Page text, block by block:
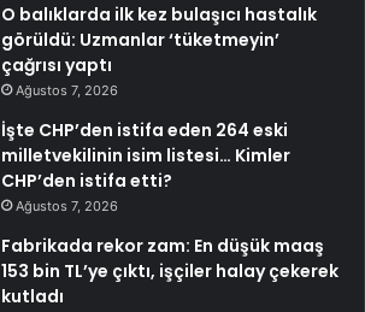
O balıklarda ilk kez bulaşıcı hastalık
görüldü: Uzmanlar ‘tüketmeyin’
çağrısı yaptı
Ağustos 7, 2026
İşte CHP’den istifa eden 264 eski
milletvekilinin isim listesi… Kimler
CHP’den istifa etti?
Ağustos 7, 2026
Fabrikada rekor zam: En düşük maaş
153 bin TL’ye çıktı, işçiler halay çekerek
kutladı